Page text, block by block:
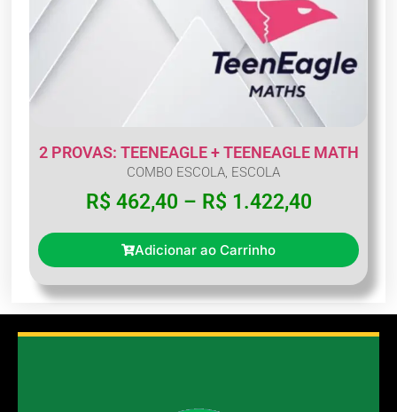
2 PROVAS: TEENEAGLE + TEENEAGLE MATH
COMBO ESCOLA, ESCOLA
R$ 462,40 – R$ 1.422,40
Adicionar ao Carrinho